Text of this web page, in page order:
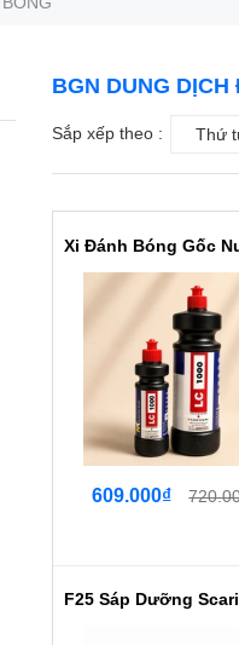
BGN DUNG
Sắp xếp theo : Thứ
609.000₫